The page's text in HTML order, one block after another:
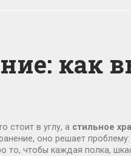
как
стоит в углу, а стильное
, оно решает
то, чтобы каждая полка,